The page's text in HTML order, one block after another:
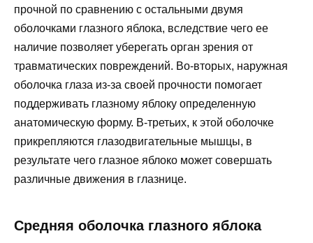
прочной по сравнению с остальными двумя
оболочками глазного яблока, вследствие чего ее
наличие позволяет уберегать орган зрения от
травматических повреждений. Во-вторых, наружная
оболочка глаза из-за своей прочности помогает
поддерживать глазному яблоку определенную
анатомическую форму. В-третьих, к этой оболочке
прикрепляются глазодвигательные мышцы, в
результате чего глазное яблоко может совершать
различные движения в глазнице.
Средняя оболочка глазного яблока